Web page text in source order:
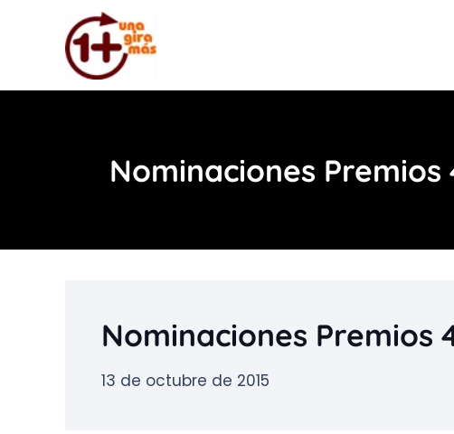
Nominaciones Premios
Nominaciones Premios
13 de octubre de 2015